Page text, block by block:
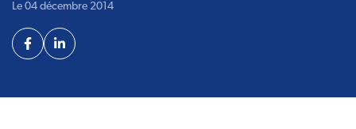
Le 04 décembre 2014
Partager
FacebookLinkedin